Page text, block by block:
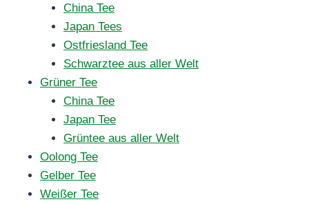
China Tee
Japan Tees
Ostfriesland Tee
Schwarztee aus aller Welt
Grüner Tee
China Tee
Japan Tee
Grüntee aus aller Welt
Oolong Tee
Gelber Tee
Weißer Tee